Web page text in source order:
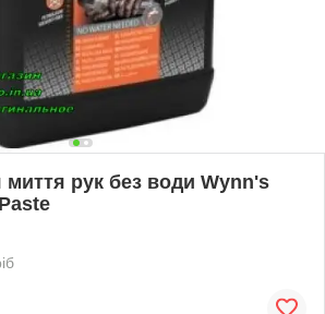
миття рук без води Wynn's